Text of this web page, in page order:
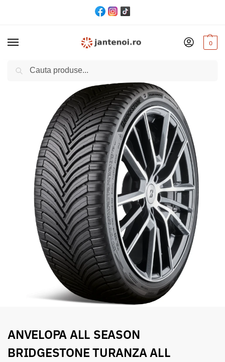
0
Acasă Anvelope / ANVELOPA ALL SEASON BRIDGESTONE TURANZA ALL SEASON 6 225/55 R19 99V
ANVELOPA ALL SEASON
BRIDGESTONE TURANZA ALL